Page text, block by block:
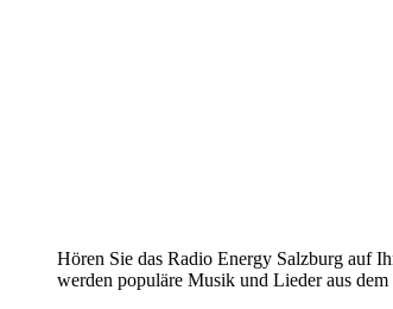
Hören Sie das Radio Energy Salzburg auf
werden populäre Musik und Lieder aus